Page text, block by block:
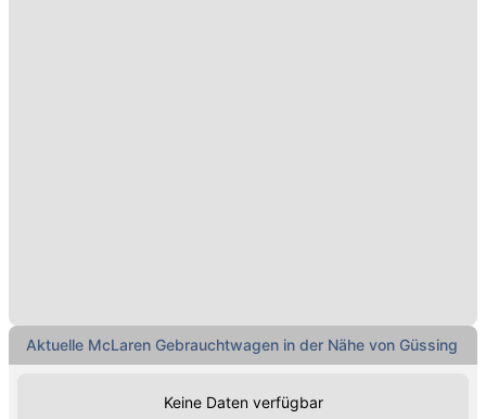
Aktuelle McLaren Gebrauchtwagen in der Nähe von Güssing
Keine Daten verfügbar